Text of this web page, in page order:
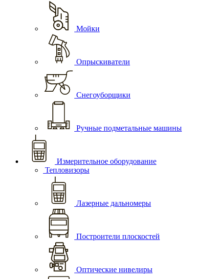
Мойки
Опрыскиватели
Снегоуборщики
Ручные подметальные машины
Измерительное оборудование
Тепловизоры
Лазерные дальномеры
Построители плоскостей
Оптические нивелиры